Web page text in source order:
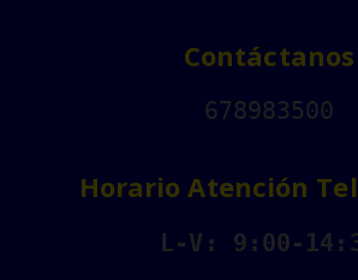
Contáctanos
678983500
Horario Atención
L-V: 9:00-